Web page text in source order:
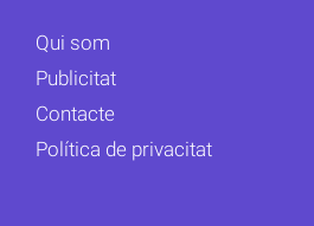
Qui som
Publicitat
Contacte
Política de privacitat